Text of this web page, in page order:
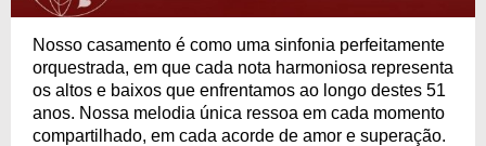
Nosso casamento é como uma sinfonia perfeitamente
orquestrada, em que cada nota harmoniosa representa
os altos e baixos que enfrentamos ao longo destes 51
anos. Nossa melodia única ressoa em cada momento
compartilhado, em cada acorde de amor e superação.